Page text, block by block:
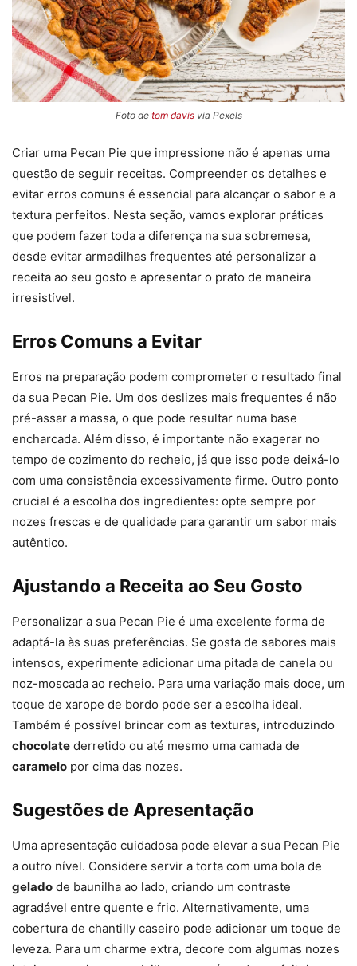
Foto de tom davisvia Pexels
Criar uma Pecan Pie que impressione não é apenas uma
questão de seguir receitas. Compreender os detalhes e
evitar erros comuns é essencial para alcançar o sabor e a
textura perfeitos. Nesta seção, vamos explorar práticas
que podem fazer toda a diferença na sua sobremesa,
desde evitar armadilhas frequentes até personalizar a
receita ao seu gosto e apresentar o prato de maneira
irresistível.
Erros Comuns a Evitar
Erros na preparação podem comprometer o resultado final
da sua Pecan Pie. Um dos deslizes mais frequentes é não
pré-assar a massa, o que pode resultar numa base
encharcada. Além disso, é importante não exagerar no
tempo de cozimento do recheio, já que isso pode deixá-lo
com uma consistência excessivamente firme. Outro ponto
crucial é a escolha dos ingredientes: opte sempre por
nozes frescas e de qualidade para garantir um sabor mais
autêntico.
Ajustando a Receita ao Seu Gosto
Personalizar a sua Pecan Pie é uma excelente forma de
adaptá-la às suas preferências. Se gosta de sabores mais
intensos, experimente adicionar uma pitada de canela ou
noz-moscada ao recheio. Para uma variação mais doce, um
toque de xarope de bordo pode ser a escolha ideal.
Também é possível brincar com as texturas, introduzindo
chocolate derretido ou até mesmo uma camada de
caramelo por cima das nozes.
Sugestões de Apresentação
Uma apresentação cuidadosa pode elevar a sua Pecan Pie
a outro nível. Considere servir a torta com uma bola de
gelado de baunilha ao lado, criando um contraste
agradável entre quente e frio. Alternativamente, uma
cobertura de chantilly caseiro pode adicionar um toque de
leveza. Para um charme extra, decore com algumas nozes